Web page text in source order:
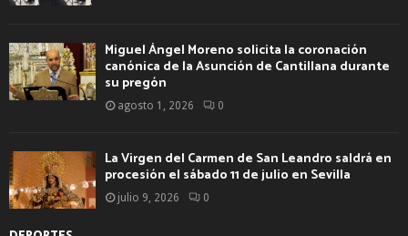
Miguel Ángel Moreno solicita la coronación
canónica de la Asunción de Cantillana durante
su pregón
agosto 1, 2026 0
La Virgen del Carmen de San Leandro saldrá en
procesión el sábado 11 de julio en Sevilla
julio 9, 2026 0